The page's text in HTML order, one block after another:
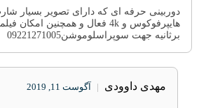
دوربینی حرفه ای که دارای تصویر بسیار
برثانیه جهت سوپراسلوموشن09221271005
مهدی داوودی | آگوست 11, 2019